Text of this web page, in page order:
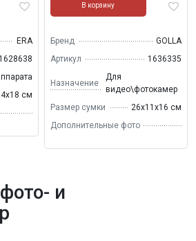
и
ERA
1628638
см
В корзину
Бренд
GOLLA
Артикул
1636335
Назначение
Для
видео\фотокамер
Размер сумки
26х11х16 см
Дополнительные фото